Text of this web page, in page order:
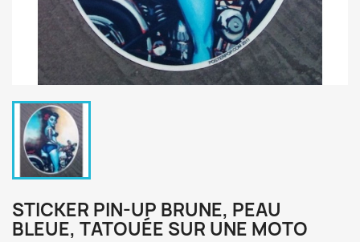
STICKER PIN-UP BRUNE, PEAU
BLEUE, TATOUÉE SUR UNE MOTO